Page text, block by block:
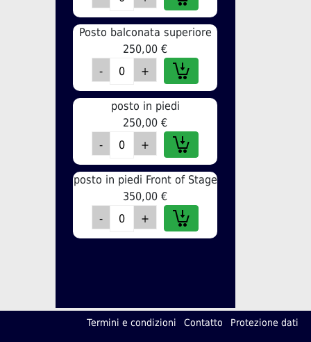
Posto balconata superiore
250,00 €
posto in piedi
250,00 €
posto in piedi Front of Stage
350,00 €
Termini e condizioni Contatto Protezione dati